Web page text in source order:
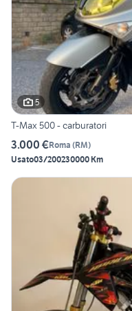
5
T-Max 500 - carburatori
3.000 €Roma (RM)
Usato03/200230000 Km